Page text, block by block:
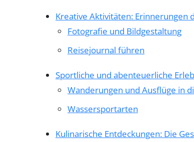
Kreative Aktivitäten: Erinnerungen
Fotografie und Bildgestaltung
Reisejournal führen
Sportliche und abenteuerliche
Wanderungen und Ausflüge in
Wassersportarten
Kulinarische Entdeckungen: Die